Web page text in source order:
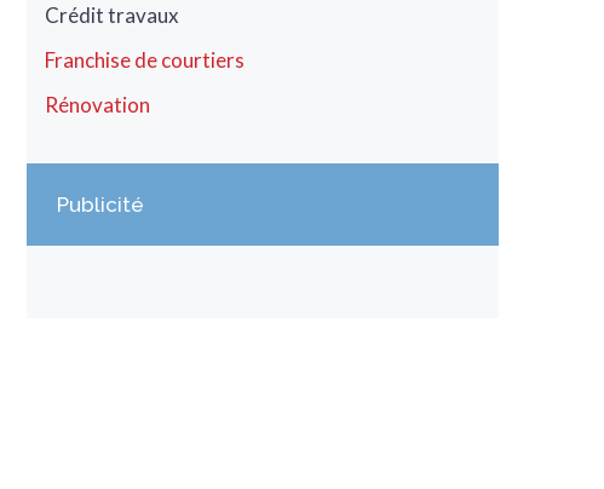
Crédit travaux
Franchise de courtiers
Rénovation
Publicité